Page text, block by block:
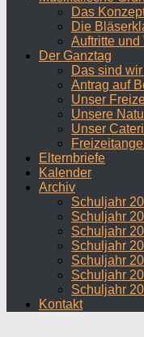
Das
Die
Auftritte und
Der Ganztag
Das sind
Antrag auf
Unser
Unsere
Unser
Elternbriefe
Kalender
Archiv
Schuljahr
Schuljahr
Schuljahr
Schuljahr
Schuljahr
Schuljahr
Schuljahr
Kontakt